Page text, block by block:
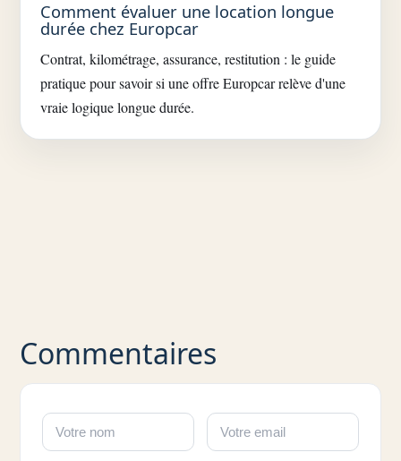
Comment évaluer une location longue
durée chez Europcar
Contrat, kilométrage, assurance, restitution : le guide
pratique pour savoir si une offre Europcar relève d'une
vraie logique longue durée.
Commentaires